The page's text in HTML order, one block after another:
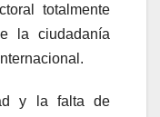
totalmente
la ciudadanía
y la falta de